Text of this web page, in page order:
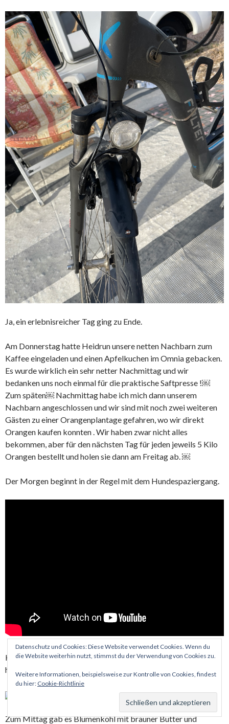
Ja, ein erlebnisreicher Tag ging zu Ende.
Am Donnerstag hatte Heidrun unsere netten Nachbarn zum
Kaffee eingeladen und einen Apfelkuchen im Omnia gebacken.
Es wurde wirklich ein sehr netter Nachmittag und wir
bedanken uns noch einmal für die praktische Saftpresse !￼
Zum späten￼ Nachmittag habe ich mich dann unserem
Nachbarn angeschlossen und wir sind mit noch zwei weiteren
Gästen zu einer Orangenplantage gefahren, wo wir direkt
Orangen kaufen konnten . Wir haben zwar nicht alles
bekommen, aber für den nächsten Tag für jeden jeweils 5 Kilo
Orangen bestellt und holen sie dann am Freitag ab. ￼
Der Morgen beginnt in der Regel mit dem Hundespaziergang.
Heidrun hat sich mit der Wäsche noch mal beschäftigt und ich
habe das Mittag vorbereitet und in der Sonne gesessen.
Zum Mittag gab es Blumenkohl mit brauner Butter und
Datenschutz und Cookies: Diese Website verwendet Cookies. Wenn du
die Website weiterhin nutzt, stimmst du der Verwendung von Cookies zu.
Weitere Informationen, beispielsweise zur Kontrolle von Cookies, findest
du hier: Cookie-Richtlinie